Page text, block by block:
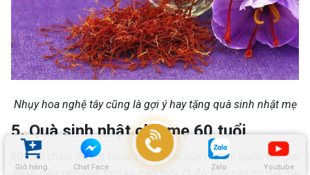
Giỏ hàng Chat Face Zalo Youtube
Nhụy hoa nghệ tây cũng là gợi ý hay tặng quà sinh nhật mẹ
5. Quà sinh nhật cho mẹ 60 tuổi
60 tuổi chính là một bước ngoặt lớn của mẹ khi bước tới giai